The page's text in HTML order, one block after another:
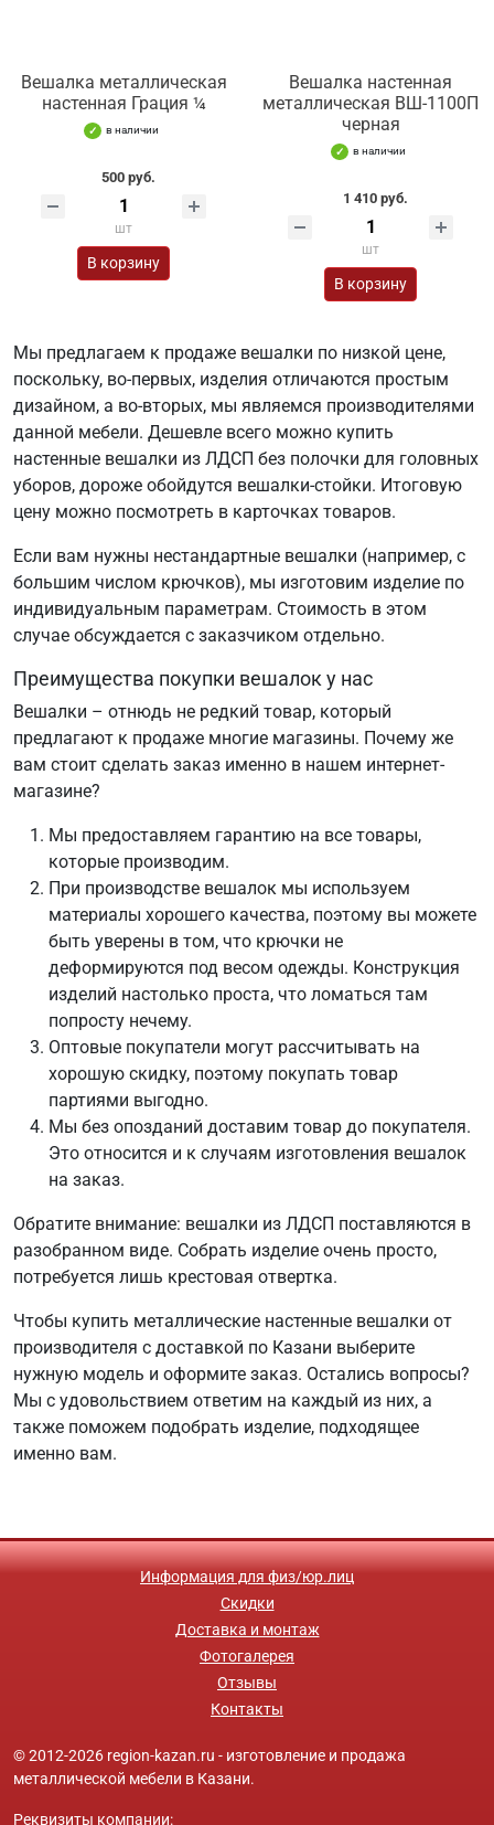
Вешалка металлическая
настенная Грация ¼
в наличии
500 руб.
шт
В корзину
Вешалка настенная
металлическая ВШ-1100П
черная
в наличии
1 410 руб.
шт
В корзину
Мы предлагаем к продаже вешалки по низкой цене,
поскольку, во-первых, изделия отличаются простым
дизайном, а во-вторых, мы являемся производителями
данной мебели. Дешевле всего можно купить
настенные вешалки из ЛДСП без полочки для головных
уборов, дороже обойдутся вешалки-стойки. Итоговую
цену можно посмотреть в карточках товаров.
Если вам нужны нестандартные вешалки (например, с
большим числом крючков), мы изготовим изделие по
индивидуальным параметрам. Стоимость в этом
случае обсуждается с заказчиком отдельно.
Преимущества покупки вешалок у нас
Вешалки – отнюдь не редкий товар, который
предлагают к продаже многие магазины. Почему же
вам стоит сделать заказ именно в нашем интернет-
магазине?
Мы предоставляем гарантию на все товары,
которые производим.
При производстве вешалок мы используем
материалы хорошего качества, поэтому вы можете
быть уверены в том, что крючки не
деформируются под весом одежды. Конструкция
изделий настолько проста, что ломаться там
попросту нечему.
Оптовые покупатели могут рассчитывать на
хорошую скидку, поэтому покупать товар
партиями выгодно.
Мы без опозданий доставим товар до покупателя.
Это относится и к случаям изготовления вешалок
на заказ.
Обратите внимание: вешалки из ЛДСП поставляются в
разобранном виде. Собрать изделие очень просто,
потребуется лишь крестовая отвертка.
Чтобы купить металлические настенные вешалки от
производителя с доставкой по Казани выберите
нужную модель и оформите заказ. Остались вопросы?
Мы с удовольствием ответим на каждый из них, а
также поможем подобрать изделие, подходящее
именно вам.
Информация для физ/юр.лиц
Скидки
Доставка и монтаж
Фотогалерея
Отзывы
Контакты
© 2012-2026 region-kazan.ru - изготовление и продажа
металлической мебели в Казани.
Реквизиты компании: